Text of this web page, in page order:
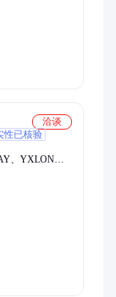
GPS、车辆
洽谈
性已核验
、YXLON依
择焊、X-
分板机、料盘
、工业CT